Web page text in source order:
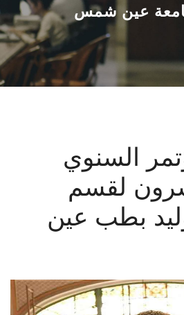
القطاعـات
الشئون الأكاديمية
البحث العلمي
المراكز والوحدات
الأنظمة الذكية
عين شمس
السنوي
لقسم
بطب عين